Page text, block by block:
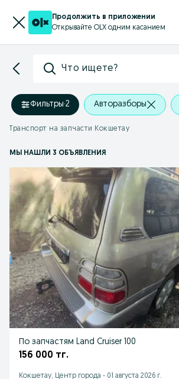
Продолжить в приложении
Открывайте OLX одним касанием
Что ищете?
Фильтры·2 Авторазборы
Транспорт на запчасти Кокшетау
МЫ НАШЛИ 3 ОБЪЯВЛЕНИЯ
По запчастям Land Cruiser 100
156 000 тг.
Кокшетау, Центр города - 01 августа 2026 г.